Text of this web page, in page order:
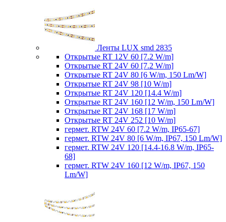
Ленты LUX smd 2835
Открытые RT 12V 60 [7.2 W/m]
Открытые RT 24V 60 [7.2 W/m]
Открытые RT 24V 80 [6 W/m, 150 Lm/W]
Открытые RT 24V 98 [10 W/m]
Открытые RT 24V 120 [14.4 W/m]
Открытые RT 24V 160 [12 W/m, 150 Lm/W]
Открытые RT 24V 168 [17 W/m]
Открытые RT 24V 252 [10 W/m]
гермет. RTW 24V 60 [7.2 W/m, IP65-67]
гермет. RTW 24V 80 [6 W/m, IP67, 150 Lm/W]
гермет. RTW 24V 120 [14.4-16.8 W/m, IP65-
68]
гермет. RTW 24V 160 [12 W/m, IP67, 150
Lm/W]